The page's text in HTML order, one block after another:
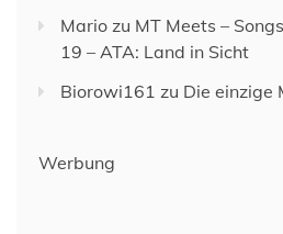
Mario zu MT Meets –
19 – ATA: Land in Sicht
Biorowi161 zu Die einzige
Werbung